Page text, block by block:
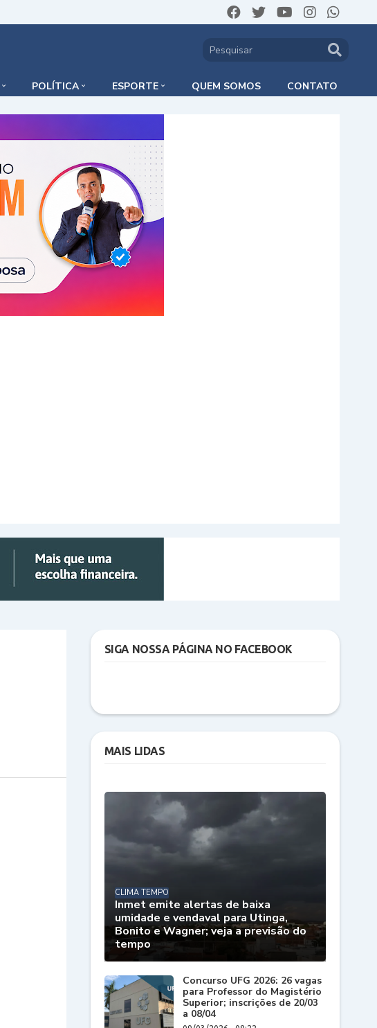
POLÍTICA ESPORTE QUEM SOMOS CONTATO
SIGA NOSSA PÁGINA NO FACEBOOK
MAIS LIDAS
CLIMA TEMPO
Inmet emite alertas de baixa
umidade e vendaval para Utinga,
Bonito e Wagner; veja a previsão do
tempo
Concurso UFG 2026: 26 vagas
para Professor do Magistério
Superior; inscrições de 20/03
a 08/04